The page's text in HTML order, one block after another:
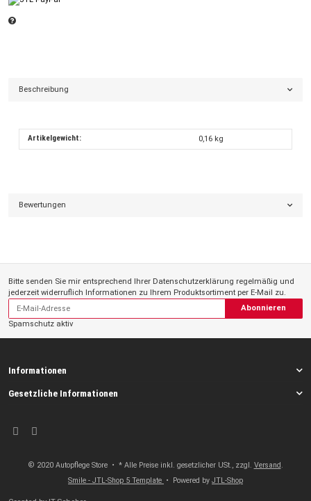
Beschreibung
Artikelgewicht: 0,16 kg
Bewertungen
Bitte senden Sie mir entsprechend Ihrer Datenschutzerklärung regelmäßig und
jederzeit widerruflich Informationen zu Ihrem Produktsortiment per E-Mail zu.
Abonnieren
Spamschutz aktiv
Informationen
Gesetzliche Informationen
© 2020 Autopflege Store• * Alle Preise inkl. gesetzlicher USt., zzgl. Versand .
Smile - JTL-Shop 5 Template • Powered by JTL-Shop